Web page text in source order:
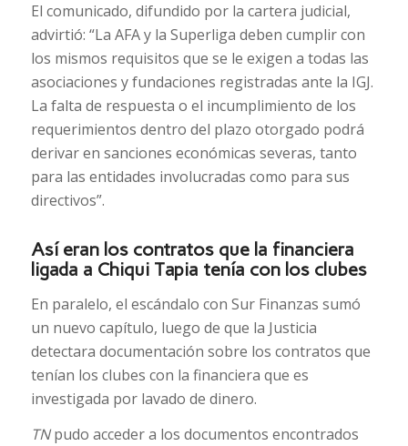
El comunicado, difundido por la cartera judicial,
advirtió: “La AFA y la Superliga deben cumplir con
los mismos requisitos que se le exigen a todas las
asociaciones y fundaciones registradas ante la IGJ.
La falta de respuesta o el incumplimiento de los
requerimientos dentro del plazo otorgado podrá
derivar en sanciones económicas severas, tanto
para las entidades involucradas como para sus
directivos”.
Así eran los contratos que la financiera
ligada a Chiqui Tapia tenía con los clubes
En paralelo, el escándalo con Sur Finanzas sumó
un nuevo capítulo, luego de que la Justicia
detectara documentación sobre los contratos que
tenían los clubes con la financiera que es
investigada por lavado de dinero.
TNpudo acceder a los documentos encontrados